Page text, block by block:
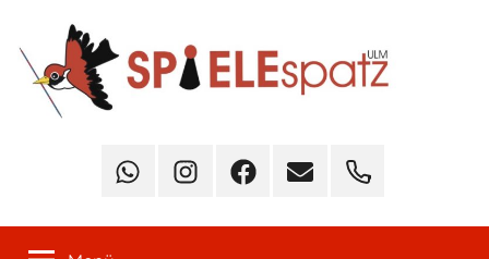
Inhalt
springen
Spielespatz
Whatsapp-InstagramFacebook
E-
Telefon